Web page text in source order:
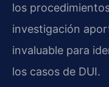
los
investigación
invaluable para
los casos de DUI.